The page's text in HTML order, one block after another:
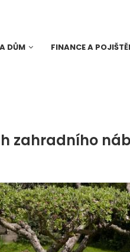
DŮM FINANCE A
zahradního